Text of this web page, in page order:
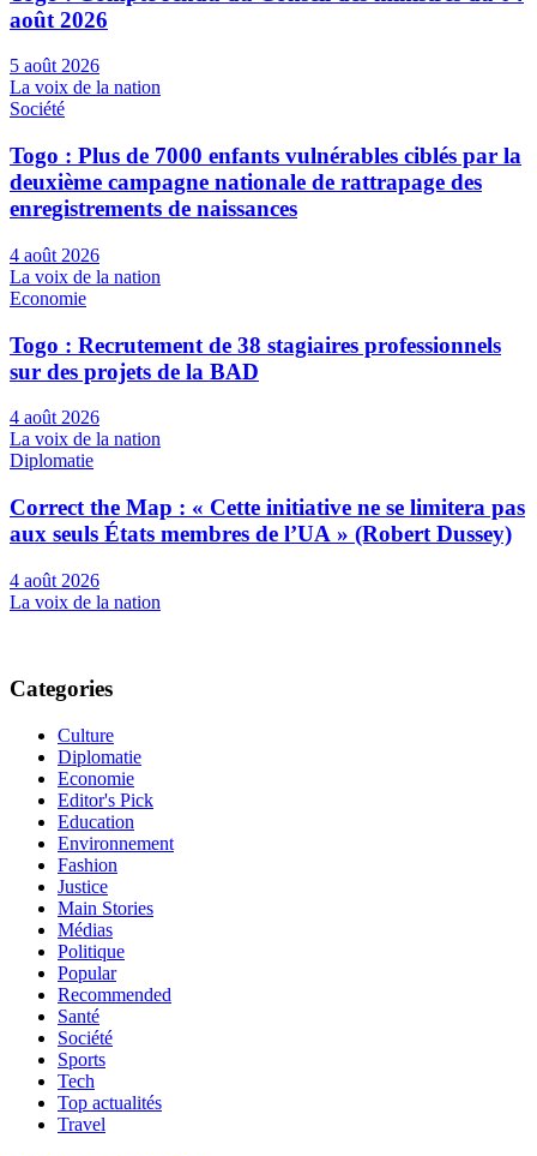
août 2026
5 août 2026
La voix de la nation
Société
Togo : Plus de 7000 enfants vulnérables ciblés par la
deuxième campagne nationale de rattrapage des
enregistrements de naissances
4 août 2026
La voix de la nation
Economie
Togo : Recrutement de 38 stagiaires professionnels
sur des projets de la BAD
4 août 2026
La voix de la nation
Diplomatie
Correct the Map : « Cette initiative ne se limitera pas
aux seuls États membres de l’UA » (Robert Dussey)
4 août 2026
La voix de la nation
Categories
Culture
Diplomatie
Economie
Editor's Pick
Education
Environnement
Fashion
Justice
Main Stories
Médias
Politique
Popular
Recommended
Santé
Société
Sports
Tech
Top actualités
Travel